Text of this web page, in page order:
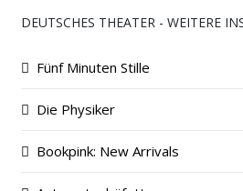
DEUTSCHES THEATER - WEITERE
Fünf Minuten Stille
Die Physiker
Bookpink: New Arrivals